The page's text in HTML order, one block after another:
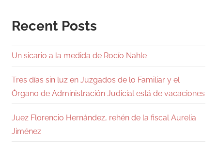
Recent Posts
Un sicario a la medida de Rocío Nahle
Tres días sin luz en Juzgados de lo Familiar y el
Órgano de Administración Judicial está de vacaciones
Juez Florencio Hernández, rehén de la fiscal Aurelia
Jiménez